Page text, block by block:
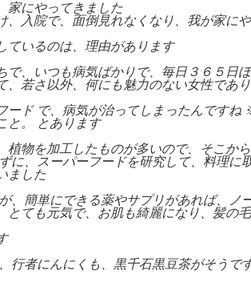
家にやってきました
入院で、面倒見れなくなり、我が家に
ているのは、理由があります
、いつも病気ばかりで、毎日３６５日
、若さ以外、何にも魅力のない女性であ
ード で、病気が治ってしまったんです
と。 とあります
物を加工したものが多いので、そこか
に、スーパーフードを研究して、料理に
ました
、簡単にできる薬やサプリがあれば、ノ
ても元気で、お肌も綺麗になり、髪の
行者にんにくも、黒千石黒豆茶がそうで